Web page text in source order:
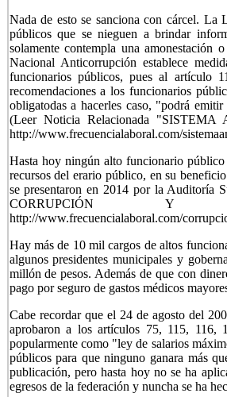
Nada de esto se sanciona con cárcel.
públicos que se nieguen a brindar
solamente contempla una
Nacional Anticorrupción establece
funcionarios públicos, pues al artículo
recomendaciones a los funcionarios
obligatodas a hacerles caso, "podrá
(Leer Noticia Relacionada
http://www.frecuencialaboral.com/
Hasta hoy ningún alto funcionario
recursos del erario público, en su
se presentaron en 2014 por la Auditoría
CORRUPCIÓN
http://www.frecuencialaboral.com/
Hay más de 10 mil cargos de altos
algunos presidentes municipales y
millón de pesos. Además de que con
pago por seguro de gastos médicos
Cabe recordar que el 24 de agosto del
aprobaron a los artículos 75, 115, 116,
popularmente como "ley de salarios
públicos para que ninguno ganara más
publicación, pero hasta hoy no se ha
egresos de la federación y nuncha se ha